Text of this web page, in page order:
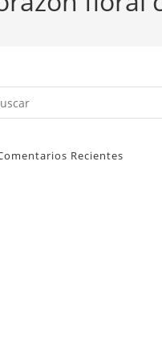
Recientes